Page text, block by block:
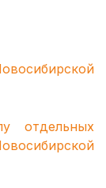
отдельных